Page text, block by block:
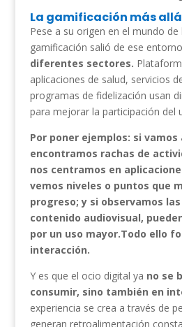
La gamificación más
Pese a su origen en el mundo
gamificación salió de ese entorno
diferentes sectores.
aplicaciones de salud, servicios
programas de fidelización usan
para mejorar la participación del
Por poner ejemplos: si
encontramos rachas de
nos centramos en
vemos niveles o puntos que
progreso; y si observamos
contenido audiovisual,
por un uso mayor.Todo ello
interacción.
Y es que el ocio digital ya no se
consumir, sino también en
experiencia se crea a través de
generan retroalimentación